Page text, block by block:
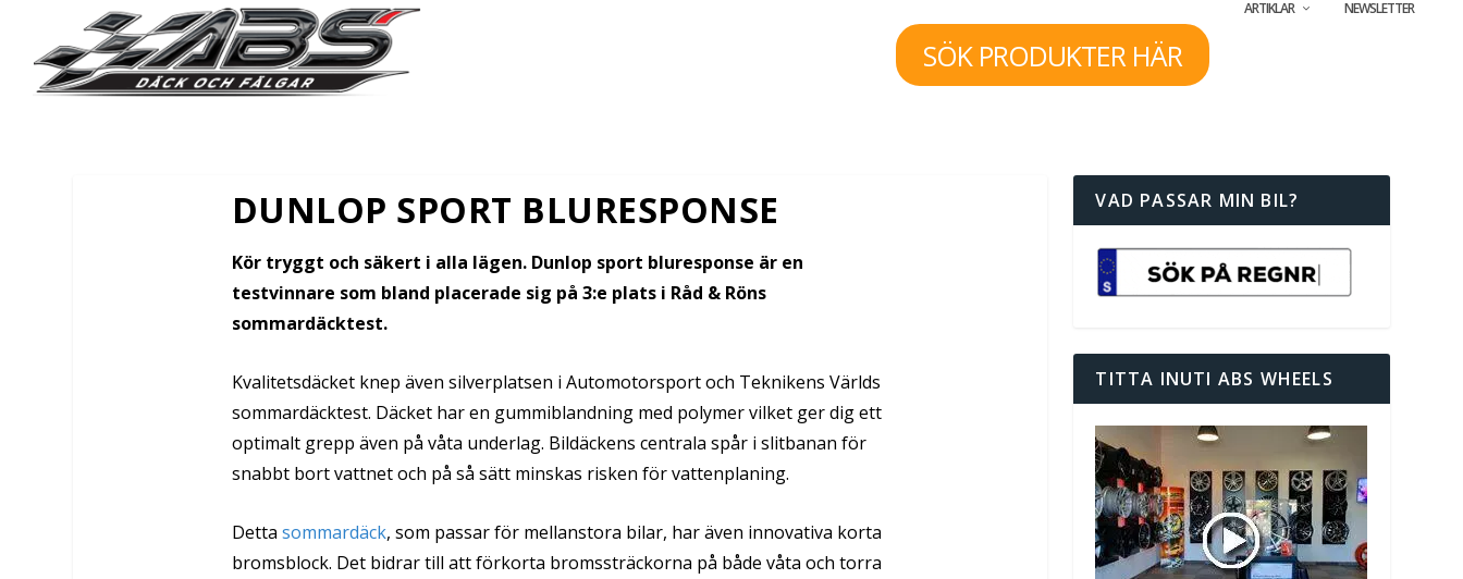
SÖK PRODUKTER HÄR
ARTIKLAR NEWSLETTER
DUNLOP SPORT BLURESPONSE
Kör tryggt och säkert i alla lägen. Dunlop sport bluresponse är en
testvinnare som bland placerade sig på 3:e plats i Råd & Röns
sommardäcktest.
Kvalitetsdäcket knep även silverplatsen i Automotorsport och Teknikens Världs
sommardäcktest. Däcket har en gummiblandning med polymer vilket ger dig ett
optimalt grepp även på våta underlag. Bildäckens centrala spår i slitbanan för
snabbt bort vattnet och på så sätt minskas risken för vattenplaning.
Detta sommardäck, som passar för mellanstora bilar, har även innovativa korta
bromsblock. Det bidrar till att förkorta bromssträckorna på både våta och torra
VAD PASSAR MIN BIL?
TITTA INUTI ABS WHEELS